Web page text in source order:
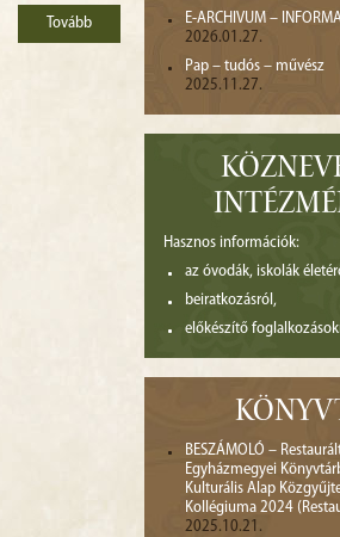
Tovább
E-ARCHIVUM –
2026.01.27.
Pap – tudós – művész
2025.11.27.
Hasznos információk:
az óvodák, iskolák
beiratkozásról,
előkészítő
BESZÁMOLÓ –
Egyházmegyei
Kulturális Alap
Kollégiuma 2024
2025.10.21.